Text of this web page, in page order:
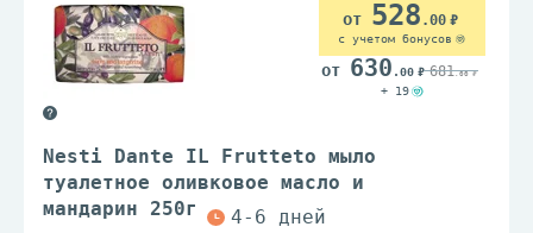
Nesti Dante IL Frutteto мыло
туалетное оливковое масло и
мандарин 250г
528 .00
с учетом бонусов
630 .00 681.00
+ 19